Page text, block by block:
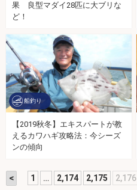
果 良型マダイ28匹に大ブリな
ど！
船釣り
【2019秋冬】エキスパートが教
えるカワハギ攻略法：今シーズ
ンの傾向
< 1 … 2,174 2,175 2,176